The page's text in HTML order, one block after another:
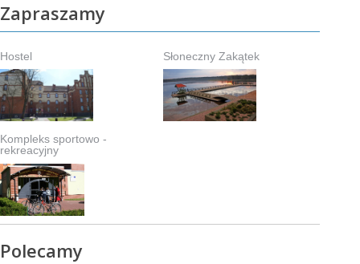
Zapraszamy
Hostel Słoneczny Zakątek
Kompleks sportowo -
rekreacyjny
Polecamy